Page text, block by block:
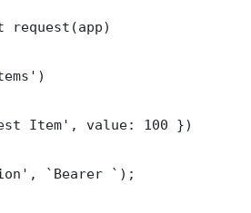
request(app)
Item', value: 100 })
`Bearer `);